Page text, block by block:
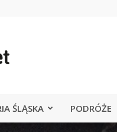
ŚLĄSKA PODRÓŻE